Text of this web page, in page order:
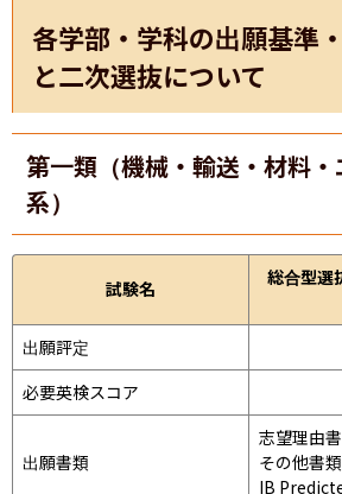
各学部・学科の出願基準
と二次選抜について
第一類（機械・輸送・材料
系）
試験名
総合型選
出願評定
必要英検スコア
出願書類
志望理由書
その他書類
IB